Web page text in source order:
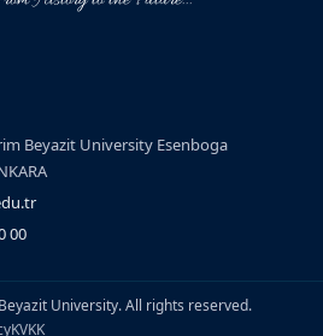
Beyazit University Esenboga
00
University. All rights reserved.
KVKK